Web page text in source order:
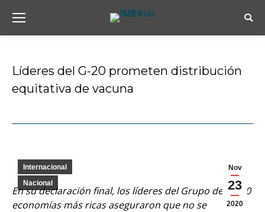
Líderes del G-20 prometen distribución
equitativa de vacuna
Nov
23
2020
Internacional
Nacional
En su declaración final, los líderes del Grupo de las 20
economías más ricas aseguraron que no se